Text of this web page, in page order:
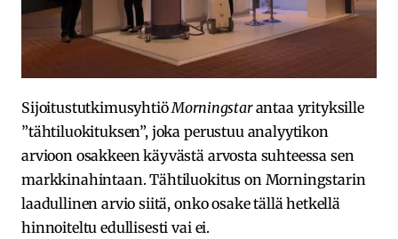
Sijoitustutkimusyhtiö Morningstarantaa yrityksille
”tähtiluokituksen”, joka perustuu analyytikon
arvioon osakkeen käyvästä arvosta suhteessa sen
markkinahintaan. Tähtiluokitus on Morningstarin
laadullinen arvio siitä, onko osake tällä hetkellä
hinnoiteltu edullisesti vai ei.